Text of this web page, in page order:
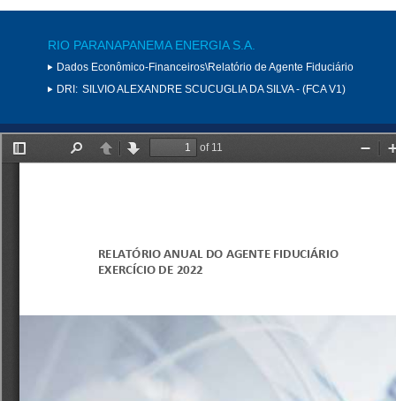
RIO PARANAPANEMA ENERGIA S.A.
Dados Econômico-Financeiros\Relatório de Agente Fiduciário
DRI: SILVIO ALEXANDRE SCUCUGLIA DA SILVA - (FCA V1)